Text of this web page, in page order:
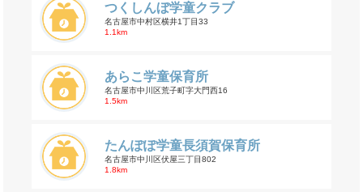
つくしんぼ学童クラブ
名古屋市中村区横井1丁目33
1.1km
あらこ学童保育所
名古屋市中川区荒子町字大門西16
1.5km
たんぽぽ学童長須賀保育所
名古屋市中川区伏屋三丁目802
1.8km